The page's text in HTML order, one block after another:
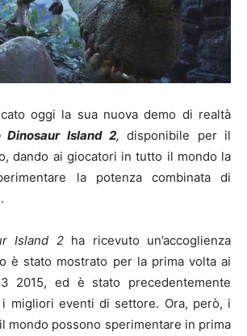
oggi la sua nuova demo di realtà
Dinosaur Island 2, disponibile per il
dando ai giocatori in tutto il mondo la
la potenza combinata di
Island 2ha ricevuto un’accoglienza
è stato mostrato per la prima volta ai
2015, ed è stato precedentemente
migliori eventi di settore. Ora, però, i
mondo possono sperimentare in prima